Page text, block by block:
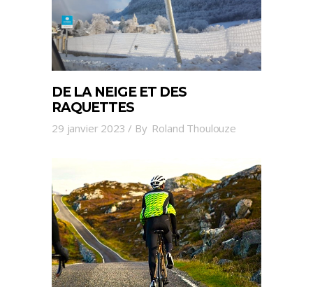
DE LA NEIGE ET DES
RAQUETTES
29 janvier 2023 By Roland Thoulouze